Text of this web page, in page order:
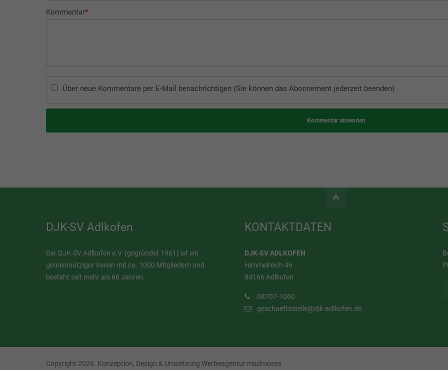
Kommentar*
Über neue Kommentare per E-Mail benachrichtigen (Sie können das Abonnement jederzeit beenden)
Kommentar absenden
DJK-SV Adlkofen
Der DJK-SV Adlkofen e.V. (gegründet 1961) ist ein
gemeinnütziger Verein mit ca. 1000 Mitgliedern und
besteht seit mehr als 60 Jahren.
KONTAKTDATEN
DJK-SV ADLKOFEN
Himmelreich 46
84166 Adlkofen
08707-1060
geschaeftsstelle@djk-adlkofen.de
Copyright 2026. Konzeption, Design & Umsetzung Werbeagentur madmoses